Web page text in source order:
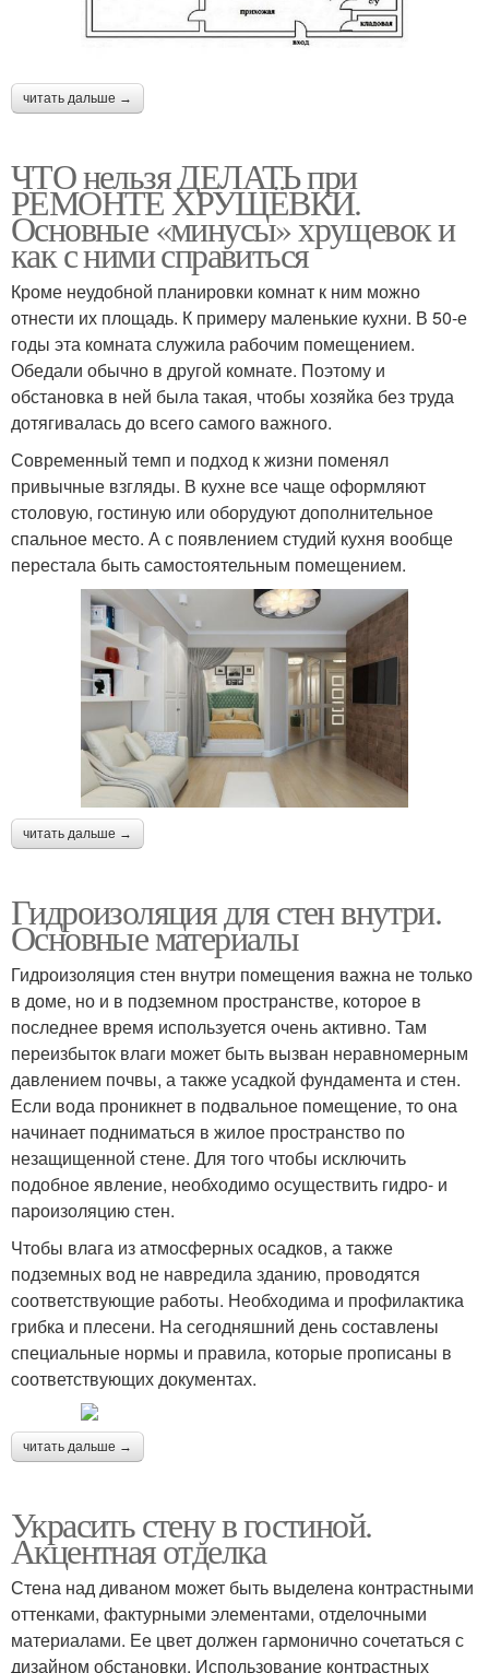
читать дальше →
ЧТО нельзя ДЕЛАТЬ при
РЕМОНТЕ ХРУЩЁВКИ.
Основные «минусы» хрущевок и
как с ними справиться
Кроме неудобной планировки комнат к ним можно
отнести их площадь. К примеру маленькие кухни. В 50-е
годы эта комната служила рабочим помещением.
Обедали обычно в другой комнате. Поэтому и
обстановка в ней была такая, чтобы хозяйка без труда
дотягивалась до всего самого важного.
Современный темп и подход к жизни поменял
привычные взгляды. В кухне все чаще оформляют
столовую, гостиную или оборудуют дополнительное
спальное место. А с появлением студий кухня вообще
перестала быть самостоятельным помещением.
читать дальше →
Гидроизоляция для стен внутри.
Основные материалы
Гидроизоляция стен внутри помещения важна не только
в доме, но и в подземном пространстве, которое в
последнее время используется очень активно. Там
переизбыток влаги может быть вызван неравномерным
давлением почвы, а также усадкой фундамента и стен.
Если вода проникнет в подвальное помещение, то она
начинает подниматься в жилое пространство по
незащищенной стене. Для того чтобы исключить
подобное явление, необходимо осуществить гидро- и
пароизоляцию стен.
Чтобы влага из атмосферных осадков, а также
подземных вод не навредила зданию, проводятся
соответствующие работы. Необходима и профилактика
грибка и плесени. На сегодняшний день составлены
специальные нормы и правила, которые прописаны в
соответствующих документах.
читать дальше →
Украсить стену в гостиной.
Акцентная отделка
Стена над диваном может быть выделена контрастными
оттенками, фактурными элементами, отделочными
материалами. Ее цвет должен гармонично сочетаться с
дизайном обстановки. Использование контрастных